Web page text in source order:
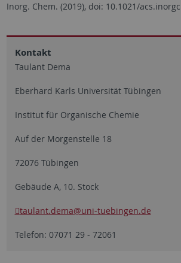
Inorg. Chem. (2019), doi: 10.1021/
Kontakt
Taulant Dema
Eberhard Karls Universität Tübingen
Institut für Organische Chemie
Auf der Morgenstelle 18
72076 Tübingen
Gebäude A, 10. Stock
taulant.dema@uni-tuebingen.de
Telefon: 07071 29 - 72061